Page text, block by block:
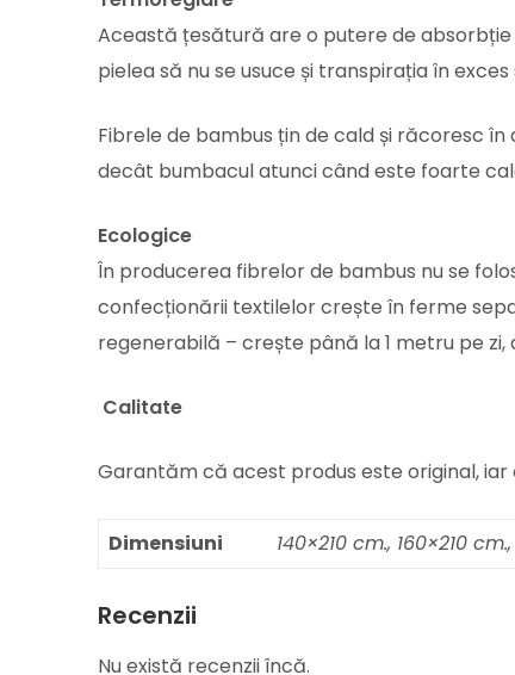
Această țesătură are o putere de
pielea să nu se usuce și transpirația în
Fibrele de bambus țin de cald și răcoresc
decât bumbacul atunci când este foarte
Ecologice
În producerea fibrelor de bambus nu se
confecționării textilelor crește în ferme
regenerabilă – crește până la 1 metru pe
Calitate
Garantăm că acest produs este original,
Dimensiuni 140×210 cm., 160×210
Recenzii
Nu există recenzii încă.